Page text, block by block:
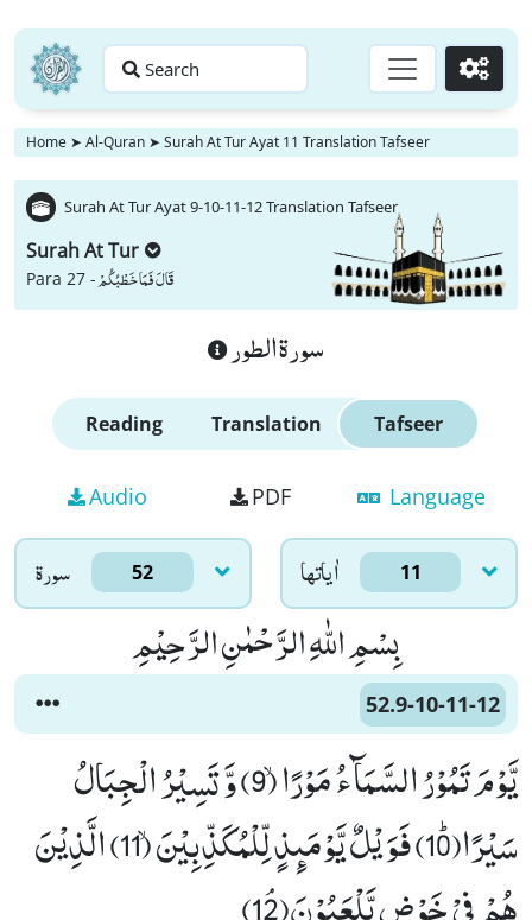
Search Go
Home ➤ Al-Quran ➤ Surah At Tur Ayat 11 Translation Tafseer
Surah At Tur Ayat 9-10-11-12 Translation Tafseer
Surah At Tur
Para 27 -قَالَ فَمَا خَطْبُكُمْ
سورة الطور
Reading Translation Tafseer
Audio PDF Language
سورۃ 52 اٰياتها 11
بِسْمِ اللّٰهِ الرَّحْمٰنِ الرَّحِیْمِ
52.9-10-11-12
یَّوْمَ تَمُوْرُ السَّمَآءُ مَوْرًاۙ (9) وَّ تَسِیْرُ الْجِبَالُ
سَیْرًاﭤ(10) فَوَیْلٌ یَّوْمَىٕذٍ لِّلْمُكَذِّبِیْنَۙ (11) الَّذِیْنَ
هُمْ فِیْ خَوْضٍ یَّلْعَبُوْنَﭥ(12)